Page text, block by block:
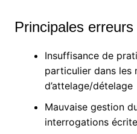
Principales
Insuffisance de
particulier dans les
d’attelage/dételage
Mauvaise gestion
interrogations